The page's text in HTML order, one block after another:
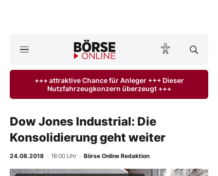
ktuelle Ausgabe BÖRSE ONLINE lesen
Finanz-Check
+++ attraktive Chance für Anleger +++ Dieser
Nutzfahrzeugkonzern überzeugt +++
Dow Jones Industrial: Die
Konsolidierung geht weiter
24.08.2018 · 16:00 Uhr · Börse Online Redaktion